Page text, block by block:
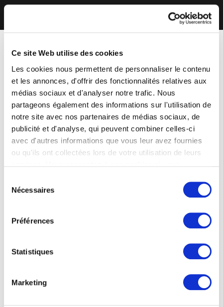
Ce site Web utilise des cookies
Les cookies nous permettent de personnaliser le contenu
et les annonces, d'offrir des fonctionnalités relatives aux
médias sociaux et d'analyser notre trafic. Nous
partageons également des informations sur l'utilisation de
notre site avec nos partenaires de médias sociaux, de
publicité et d'analyse, qui peuvent combiner celles-ci
avec d'autres informations que vous leur avez fournies
ou qu'ils ont collectées lors de votre utilisation de leurs
Nécessaires
Préférences
Statistiques
Marketing